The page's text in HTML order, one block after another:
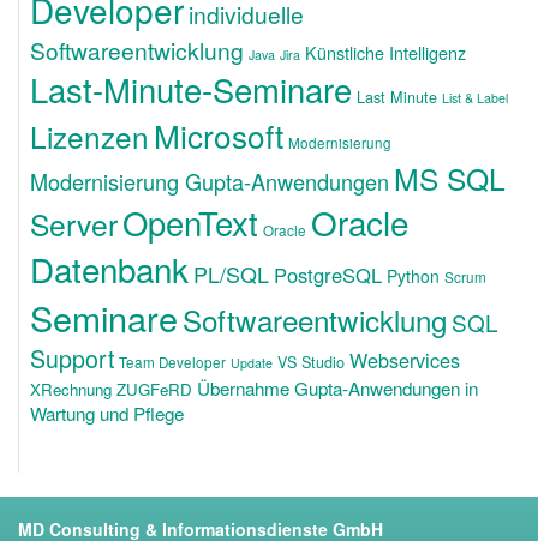
Developerindividuelle
Softwareentwicklung Java Jira Künstliche Intelligenz
Last-Minute-Seminare Last Minute List & Label
Lizenzen Microsoft Modernisierung
Modernisierung Gupta-Anwendungen MS SQL
ServerOpenText Oracle Oracle
DatenbankPL/SQL PostgreSQL Python Scrum
SeminareSoftwareentwicklung SQL
Support Team Developer Update VS Studio Webservices
XRechnung ZUGFeRD Übernahme Gupta-Anwendungen in
Wartung und Pflege
MD Consulting & Informationsdienste GmbH